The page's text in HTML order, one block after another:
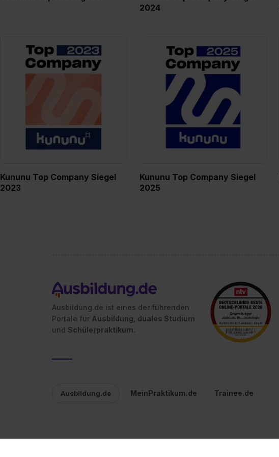
2024
Kununu Top Company Siegel
2023
Kununu Top Company Siegel
2025
Ausbildung.de ist eines der führenden
Portale für Ausbildung, duales Studium
und Schülerpraktikum.
Ausbildung.de MeinPraktikum.de Trainee.de